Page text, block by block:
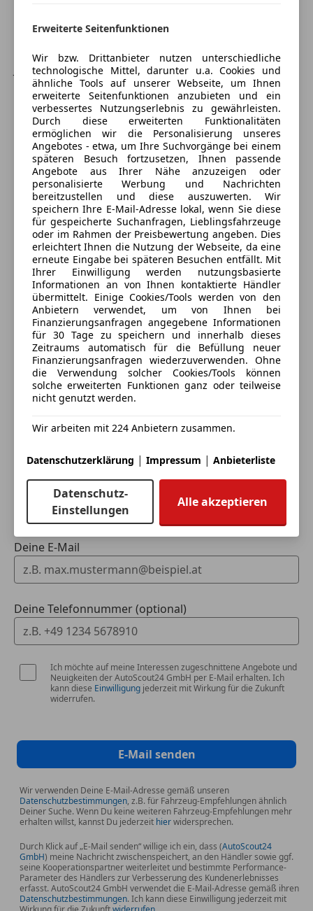
Airbag hinten
ESP
Fahrerairbag
Fernlichtassistent
Isofix
Kopfairbag
LED-Scheinwerfer
LED-Tagfahrlicht
Müdigkeitswarnsystem
Nebelscheinwerfer
Notbremsassistent
Notrufsystem
Reifendruckkontrollsystem
Seitenairbag
Servolenkung
Spurhalteassistent
Totwinkel-Assistent
Traktionskontrolle
Verkehrszeichenerkennung
Voll-LED Scheinwerfer
Wegfahrsperre
Zentralverriegelung mit Funkfernbedienung
Dachreling
Innenspiegel automatisch abblendend
Pannenkit
Spoiler
Sportfahrwerk
Sportsitze
Josef Pinter
Alle Fahrzeuge des Anbieters
Anbieter kontaktieren
Deine Nachricht
Eintauschwagen: Kaufen und verkaufen in nur einem
Schritt
Ich möchte mein Auto in Zahlung geben
(unverbindlich).
Fahrzeugdaten hinzufügen
Dein Name
Deine E-Mail
Deine Telefonnummer (optional)
Ich möchte auf meine Interessen zugeschnittene Angebote und
Neuigkeiten der AutoScout24 GmbH per E-Mail erhalten. Ich
kann diese Einwilligung jederzeit mit Wirkung für die Zukunft
widerrufen.
E-Mail senden
Wir verwenden Deine E-Mail-Adresse gemäß unseren
Datenschutzbestimmungen, z.B. für Fahrzeug-Empfehlungen ähnlich
Deiner Suche. Wenn Du keine weiteren Fahrzeug-Empfehlungen mehr
erhalten willst, kannst Du jederzeit hierwidersprechen.
Durch Klick auf „E-Mail senden“ willige ich ein, dass (AutoScout24
GmbH) meine Nachricht zwischenspeichert, an den Händler sowie ggf.
seine Kooperationspartner weiterleitet und bestimmte Performance-
Parameter des Händlers zur Verbesserung des Kundenerlebnisses
erfasst. AutoScout24 GmbH verwendet die E-Mail-Adresse gemäß ihren
Datenschutzbestimmungen. Ich kann diese Einwilligung jederzeit mit
Erweiterte Seitenfunktionen
Wir bzw. Drittanbieter nutzen unterschiedliche
technologische Mittel, darunter u.a. Cookies und
ähnliche Tools auf unserer Webseite, um Ihnen
erweiterte Seitenfunktionen anzubieten und ein
verbessertes Nutzungserlebnis zu gewährleisten.
Durch diese erweiterten Funktionalitäten
ermöglichen wir die Personalisierung unseres
Angebotes - etwa, um Ihre Suchvorgänge bei einem
späteren Besuch fortzusetzen, Ihnen passende
Angebote aus Ihrer Nähe anzuzeigen oder
personalisierte Werbung und Nachrichten
bereitzustellen und diese auszuwerten. Wir
speichern Ihre E-Mail-Adresse lokal, wenn Sie diese
für gespeicherte Suchanfragen, Lieblingsfahrzeuge
oder im Rahmen der Preisbewertung angeben. Dies
erleichtert Ihnen die Nutzung der Webseite, da eine
erneute Eingabe bei späteren Besuchen entfällt. Mit
Ihrer Einwilligung werden nutzungsbasierte
Informationen an von Ihnen kontaktierte Händler
übermittelt. Einige Cookies/Tools werden von den
Anbietern verwendet, um von Ihnen bei
Finanzierungsanfragen angegebene Informationen
für 30 Tage zu speichern und innerhalb dieses
Zeitraums automatisch für die Befüllung neuer
Finanzierungsanfragen wiederzuverwenden. Ohne
die Verwendung solcher Cookies/Tools können
solche erweiterten Funktionen ganz oder teilweise
nicht genutzt werden.
Wir arbeiten mit 224 Anbietern zusammen.
Datenschutzerklärung | Impressum | Anbieterliste
Datenschutz-
Einstellungen
Alle akzeptieren